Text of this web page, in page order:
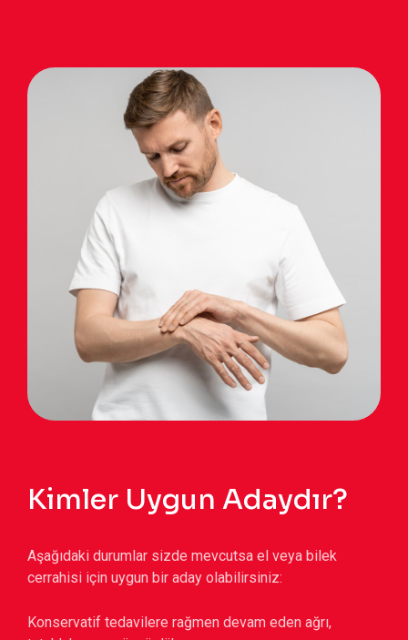
Kimler Uygun Adaydır?
Aşağıdaki durumlar sizde mevcutsa el veya bilek
cerrahisi için uygun bir aday olabilirsiniz:
Konservatif tedavilere rağmen devam eden ağrı,